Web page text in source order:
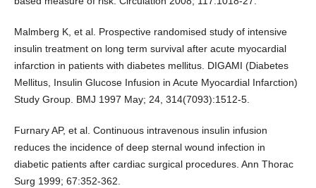
Malmberg K, et al. Prospective randomised study of intensive
insulin treatment on long term survival after acute myocardial
infarction in patients with diabetes mellitus. DIGAMI (Diabetes
Mellitus, Insulin Glucose Infusion in Acute Myocardial Infarction)
Study Group. BMJ 1997 May; 24, 314(7093):1512-5.
Furnary AP, et al. Continuous intravenous insulin infusion
reduces the incidence of deep sternal wound infection in
diabetic patients after cardiac surgical procedures. Ann Thorac
Surg 1999; 67:352-362.